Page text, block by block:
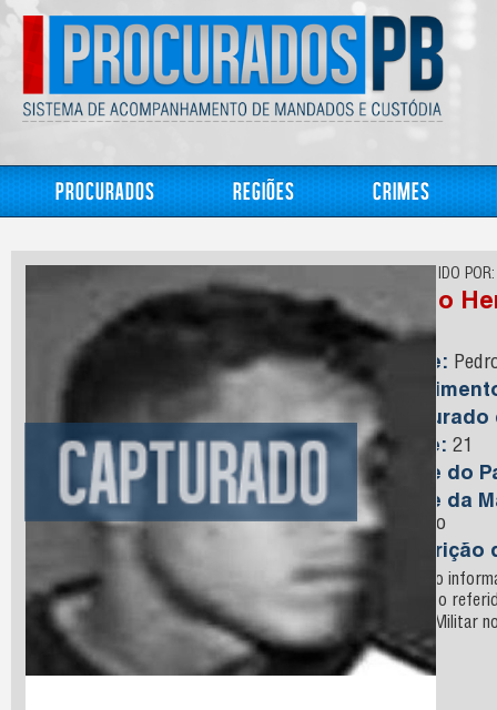
Procurados Regiões Crimes
CONHECIDO POR:
Pedro
Nome:
Idade: 21
Nome do
Nome da
Leoncio
Descrição
Segundo
Furtos, o
Polícia Militar